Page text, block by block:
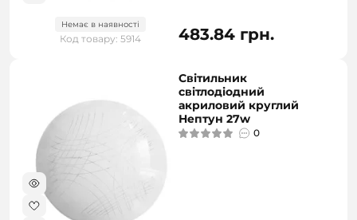
Немає в наявності
Код товару: 5914 483.84 грн.
Світильник
світлодіодний
акриловий круглий
Нептун 27w
0